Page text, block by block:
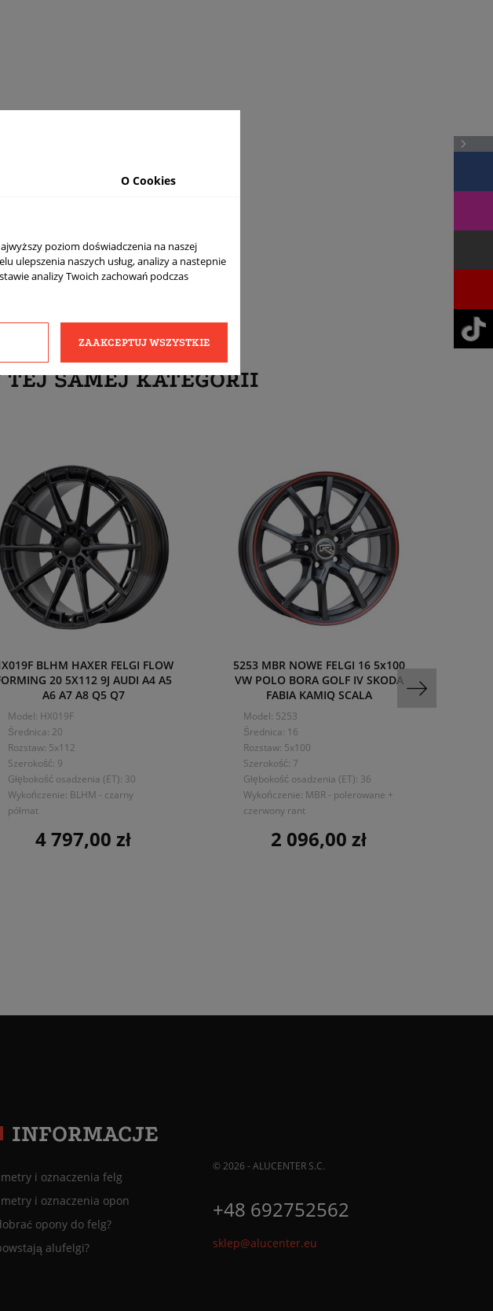
SAMEJ KATEGORII
BLHM HAXER FELGI FLOW
20 5X112 9J AUDI A4 A5
A6 A7 A8 Q5 Q7
Model: HX019F
Średnica: 20
Rozstaw: 5x112
Szerokość: 9
Głębokość osadzenia (ET): 30
Wykończenie: BLHM - czarny
półmat
Cena
4 797,00 zł
5253 MBR NOWE FELGI 16 5x100
VW POLO BORA GOLF IV SKODA
FABIA KAMIQ SCALA
Model: 5253
Średnica: 16
Rozstaw: 5x100
Szerokość: 7
Głębokość osadzenia (ET): 36
Wykończenie: MBR - polerowane +
czerwony rant
Cena
2 096,00 zł
INFORMACJE
i oznaczenia felg
i oznaczenia opon
opony do felg?
alufelgi?
© 2026 - ALUCENTER S.C.
+48 692752562
sklep@alucenter.eu
O Cookies
poziom doświadczenia na naszej
ulepszenia naszych usług, analizy a nastepnie
analizy Twoich zachowań podczas
ZAAKCEPTUJ WSZYSTKIE